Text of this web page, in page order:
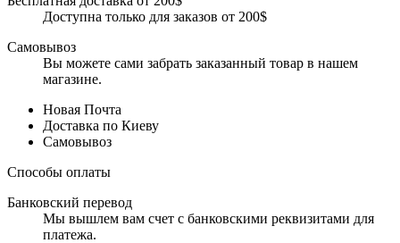
Доступна только для заказов от 200$
Самовывоз
Вы можете сами забрать заказанный товар в нашем
магазине.
Новая Почта
Доставка по Киеву
Самовывоз
Способы оплаты
Банковский перевод
Мы вышлем вам счет с банковскими реквизитами для
платежа.